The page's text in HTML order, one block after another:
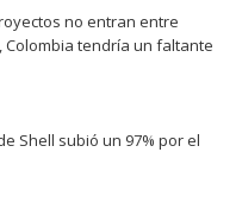
no entran entre
tendría un faltante
Shell subió un 97% por el